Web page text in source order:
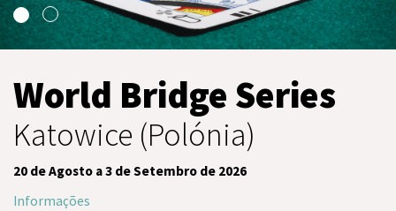
World Bridge Series
Katowice (Polónia)
20 de Agosto a 3 de Setembro de 2026
Informações